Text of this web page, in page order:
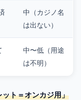
中（カジノ名
は出ない）
中〜低（用途
は不明）
ト＝オンカジ用」